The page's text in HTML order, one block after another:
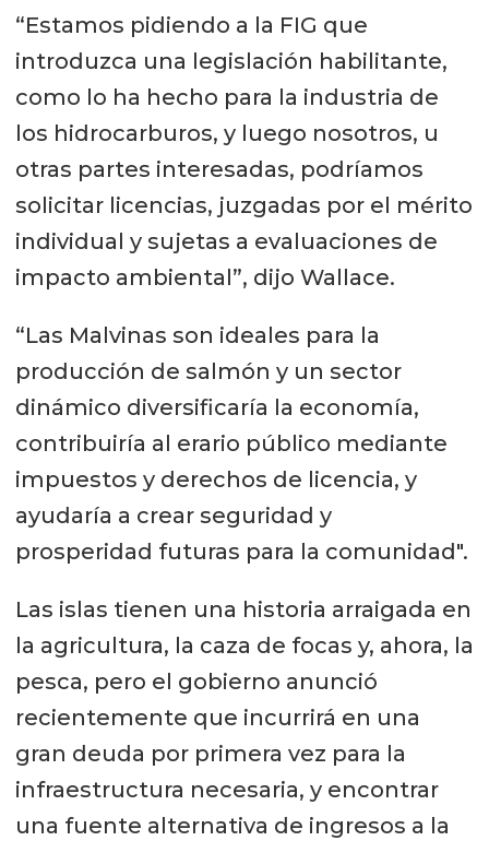
“Estamos pidiendo a la FIG que
introduzca una legislación habilitante,
como lo ha hecho para la industria de
los hidrocarburos, y luego nosotros, u
otras partes interesadas, podríamos
solicitar licencias, juzgadas por el mérito
individual y sujetas a evaluaciones de
impacto ambiental”, dijo Wallace.
“Las Malvinas son ideales para la
producción de salmón y un sector
dinámico diversificaría la economía,
contribuiría al erario público mediante
impuestos y derechos de licencia, y
ayudaría a crear seguridad y
prosperidad futuras para la comunidad".
Las islas tienen una historia arraigada en
la agricultura, la caza de focas y, ahora, la
pesca, pero el gobierno anunció
recientemente que incurrirá en una
gran deuda por primera vez para la
infraestructura necesaria, y encontrar
una fuente alternativa de ingresos a la